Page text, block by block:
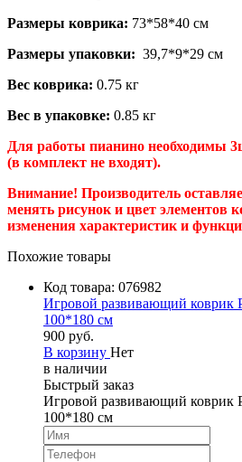
Размеры коврика: 73*58*40 см
Размеры упаковки: 39,7*9*29 см
Вес коврика: 0.75 кг
Вес в упаковке: 0.85 кг
Для работы пианино необходимы
(в комплект не входят).
Внимание! Производитель
менять рисунок и цвет элементов
изменения характеристик и
Похожие товары
Код товара: 076982
Игровой развивающий коврик
100*180 см
900 руб.
В корзину Нет
в наличии
Быстрый заказ
Игровой развивающий коврик
100*180 см